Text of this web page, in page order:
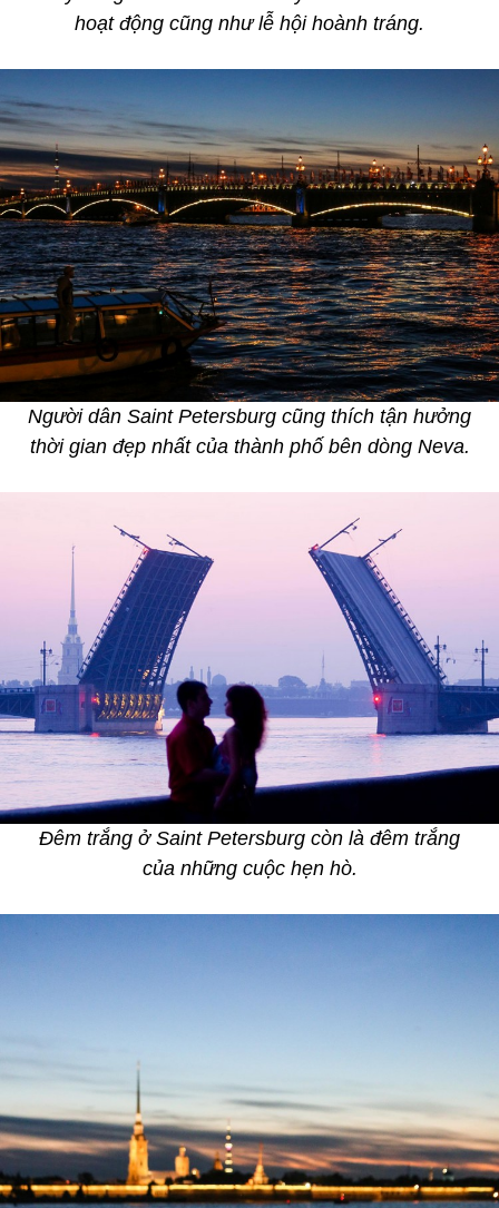
hoạt động cũng như lễ hội hoành tráng.
Người dân Saint Petersburg cũng thích tận hưởng
thời gian đẹp nhất của thành phố bên dòng Neva.
Đêm trắng ở Saint Petersburg còn là đêm trắng
của những cuộc hẹn hò.